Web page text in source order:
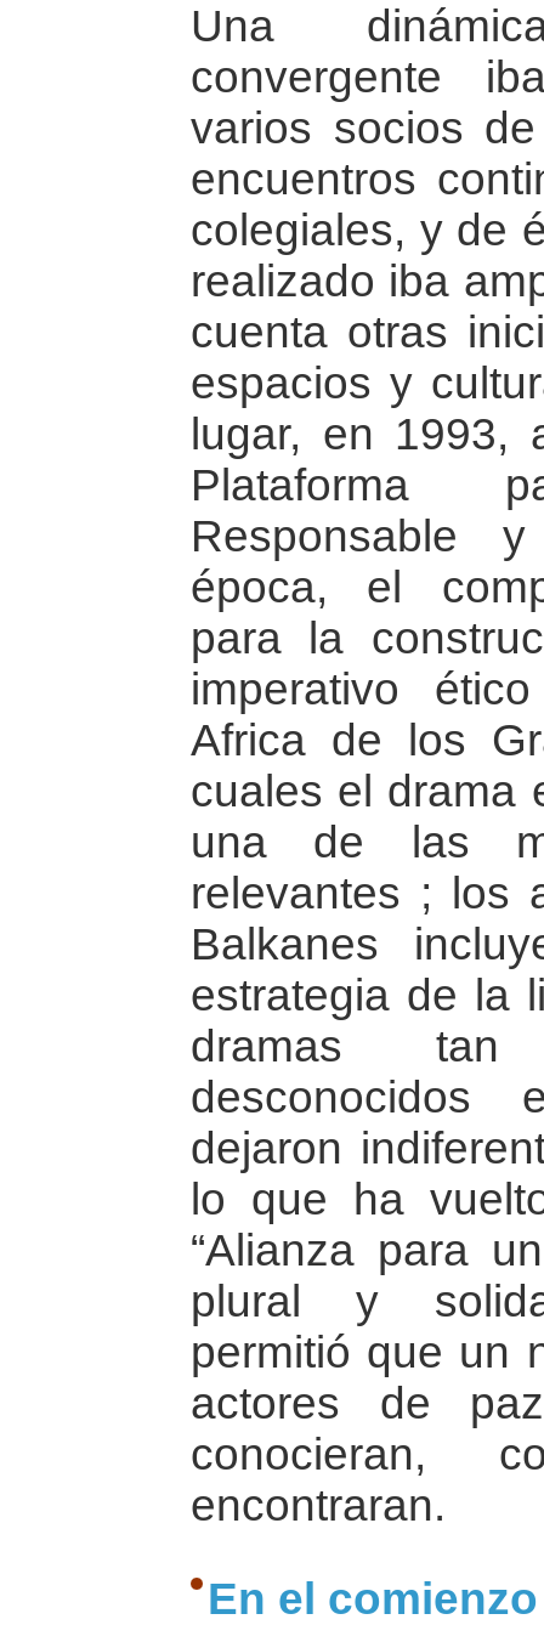
Una
convergente
varios socios
encuentros
colegiales, y de
realizado iba
cuenta otras
espacios y
lugar, en 1993,
Plataforma
Responsable
época, el
para la
imperativo
Africa de los
cuales el drama
una de las
relevantes ; los
Balkanes
estrategia de la
dramas tan
dejaron
lo que ha
“Alianza para
plural y
permitió que un
actores de
conocieran,
encontraran.
En el